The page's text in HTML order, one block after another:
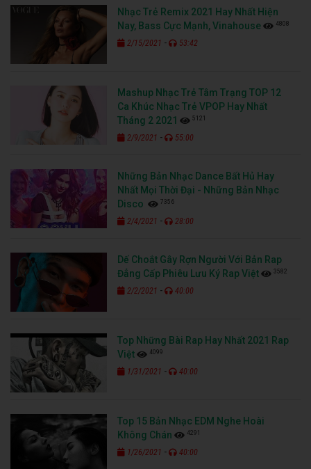
Nhạc Trẻ Remix 2021 Hay Nhất Hiện
Nay, Bass Cực Mạnh, Vinahouse
4808
2/15/2021 - 53:42
Mashup Nhạc Trẻ Tâm Trạng TOP 12
Ca Khúc Nhạc Trẻ VPOP Hay Nhất
Tháng 2 2021
5121
2/9/2021 - 55:00
Những Bản Nhạc Dance Bất Hủ Hay
Nhất Mọi Thời Đại - Những Bản Nhạc
Disco
7356
2/4/2021 - 28:00
Dế Choắt Gây Rợn Người Với Bản Rap
Đẳng Cấp Phiêu Lưu Ký Rap Việt
3582
2/2/2021 - 40:00
Top Những Bài Rap Hay Nhất 2021 Rap
Việt
4099
1/31/2021 - 40:00
Top 15 Bản Nhạc EDM Nghe Hoài
Không Chán
4291
1/26/2021 - 40:00